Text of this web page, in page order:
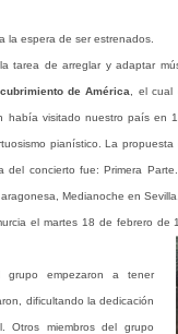
la espera de ser estrenados.
tarea de arreglar y adaptar
de América , el
había visitado nuestro país en
pianístico. La
del concierto fue: Primera
Medianoche en
el martes 18 de febrero de
empezaron a tener
dificultando la dedicación
Otros miembros del grupo